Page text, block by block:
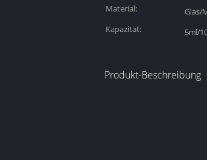
Material:
Glas/
Kapazität:
5ml/
Produkt-Beschreibung